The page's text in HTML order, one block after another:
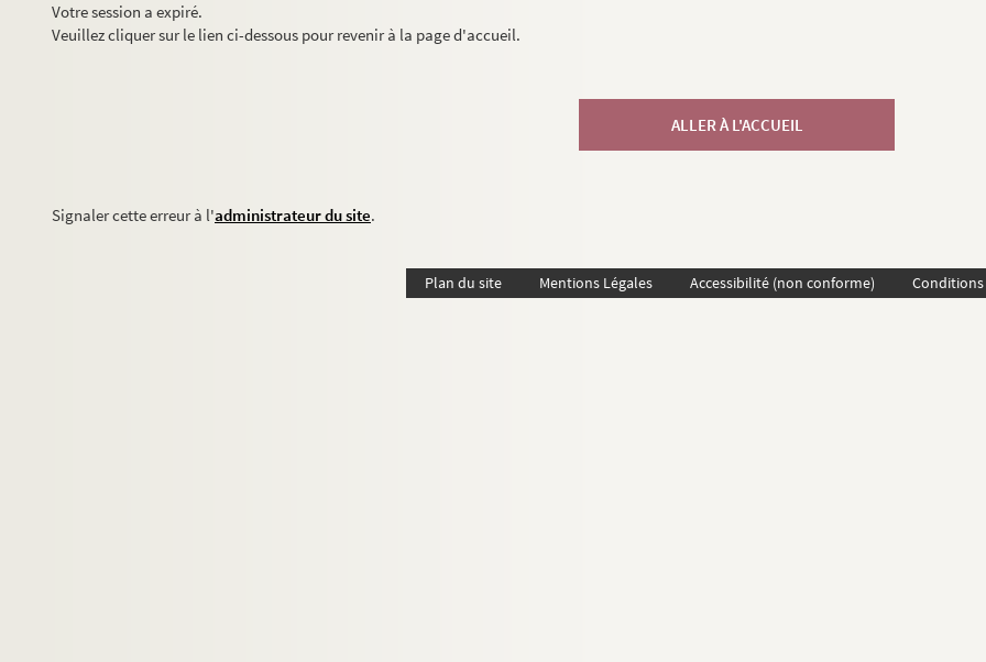
Votre session a expiré.
Veuillez cliquer sur le lien ci-dessous pour revenir à la page d'accueil.
ALLER À L'ACCUEIL
Signaler cette erreur à l'administrateur du site.
Plan du site Mentions Légales Accessibilité (non conforme)